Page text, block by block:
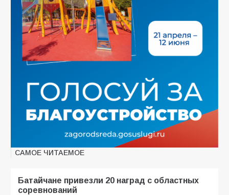
САМОЕ ЧИТАЕМОЕ
Батайчане привезли 20 наград с областных
соревнований